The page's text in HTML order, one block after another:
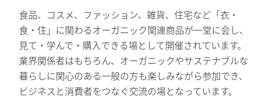
食品、コスメ、ファッション、雑貨、住宅など「衣・
食・住」に関わるオーガニック関連商品が一堂に会し、
見て・学んで・購入できる場として開催されています。
業界関係者はもちろん、オーガニックやサステナブルな
暮らしに関心のある一般の方も楽しみながら参加でき、
ビジネスと消費者をつなぐ交流の場となっています。